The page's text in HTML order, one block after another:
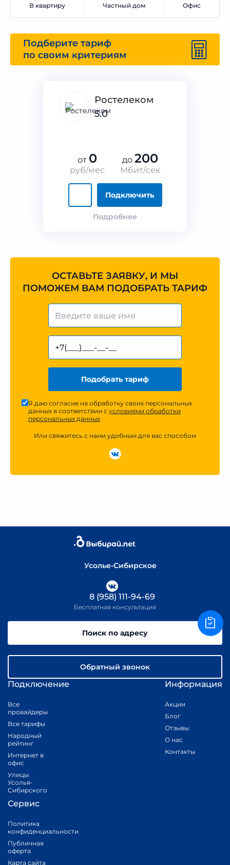
В квартиру Частный дом Офис
Подберите тариф
по своим критериям
Ростелеком
5.0
от 0
руб/мес
до 200
Мбит/сек
Подключить
Подробнее
ОСТАВЬТЕ ЗАЯВКУ, И МЫ
ПОМОЖЕМ ВАМ ПОДОБРАТЬ ТАРИФ
Подобрать тариф
Я даю согласие на обработку своих персональных
данных в соответствии с условиями обработки
персональных данных
Или свяжитесь с нами удобным для вас способом
Усолье-Сибирское
Подключение
Все
провайдеры
Все тарифы
Народный
рейтинг
Интернет в
офис
Улицы
Усолья-
Сибирского
Информация
Акции
Блог
Отзывы
О нас
Контакты
Сервис
Политика
конфиденциальности
Публичная
оферта
Карта сайта
8 (958) 111-94-69
Бесплатная консультация
Поиск по адресу
Обратный звонок